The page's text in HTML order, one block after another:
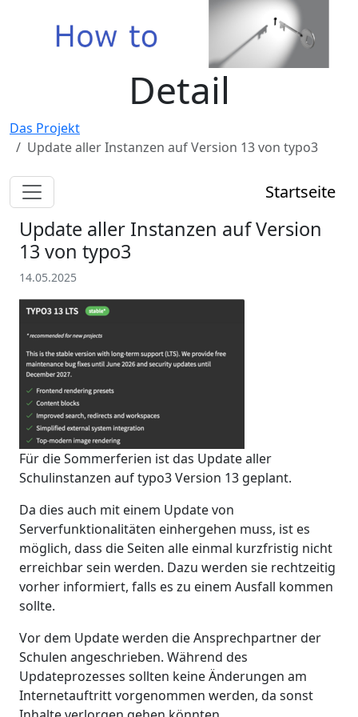
Detail
Das Projekt
Update aller Instanzen auf Version 13 von typo3
Startseite
Update aller Instanzen auf Version
13 von typo3
14.05.2025
Für die Sommerferien ist das Update aller
Schulinstanzen auf typo3 Version 13 geplant.
Da dies auch mit einem Update von
Serverfunktionalitäten einhergehen muss, ist es
möglich, dass die Seiten alle einmal kurzfristig nicht
erreichbar sein werden. Dazu werden sie rechtzeitig
vorher informiert, falls es zu einem Ausfall kommen
sollte.
Vor dem Update werden die Ansprechpartner der
Schulen angeschrieben. Während des
Updateprozesses sollten keine Änderungen am
Internetauftritt vorgenommen werden, da sonst